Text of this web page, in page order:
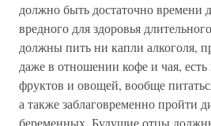
должно быть достаточно времени
вредного для здоровья
должны пить ни капли алкоголя,
даже в отношении кофе и чая,
фруктов и овощей, вообще
а также заблаговременно пройти
беременных. Будущие отцы